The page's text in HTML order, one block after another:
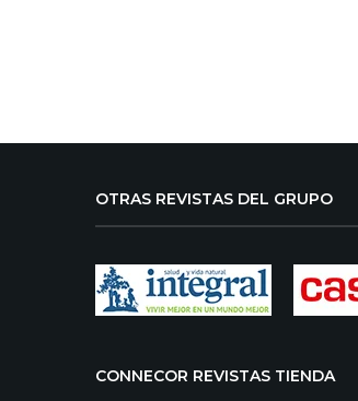
OTRAS REVISTAS DEL GRUPO
CONNECOR REVISTAS TIENDA